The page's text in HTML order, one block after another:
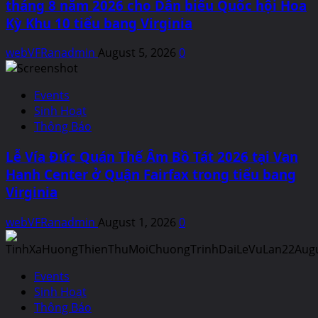
tháng 8 năm 2026 cho Dân biểu Quốc hội Hoa
Kỳ Khu 10 tiểu bang Virginia
webVFRanadmin August 5, 2026 0
Events
Sinh Hoạt
Thông Báo
Lễ Vía Đức Quán Thế Âm Bồ Tát 2026 tại Van
Hanh Center ở Quận Fairfax trong tiểu bang
Virginia
webVFRanadmin August 1, 2026 0
Events
Sinh Hoạt
Thông Báo